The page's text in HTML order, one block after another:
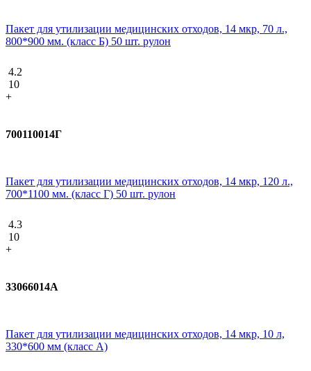
Пакет для утилизации медицинских отходов, 14 мкр, 70 л.,
800*900 мм. (класс Б) 50 шт. рулон
4.2
10
+
700110014Г
Пакет для утилизации медицинских отходов, 14 мкр, 120 л.,
700*1100 мм. (класс Г) 50 шт. рулон
4.3
10
+
33066014A
Пакет для утилизации медицинских отходов, 14 мкр, 10 л,
330*600 мм (класс А)